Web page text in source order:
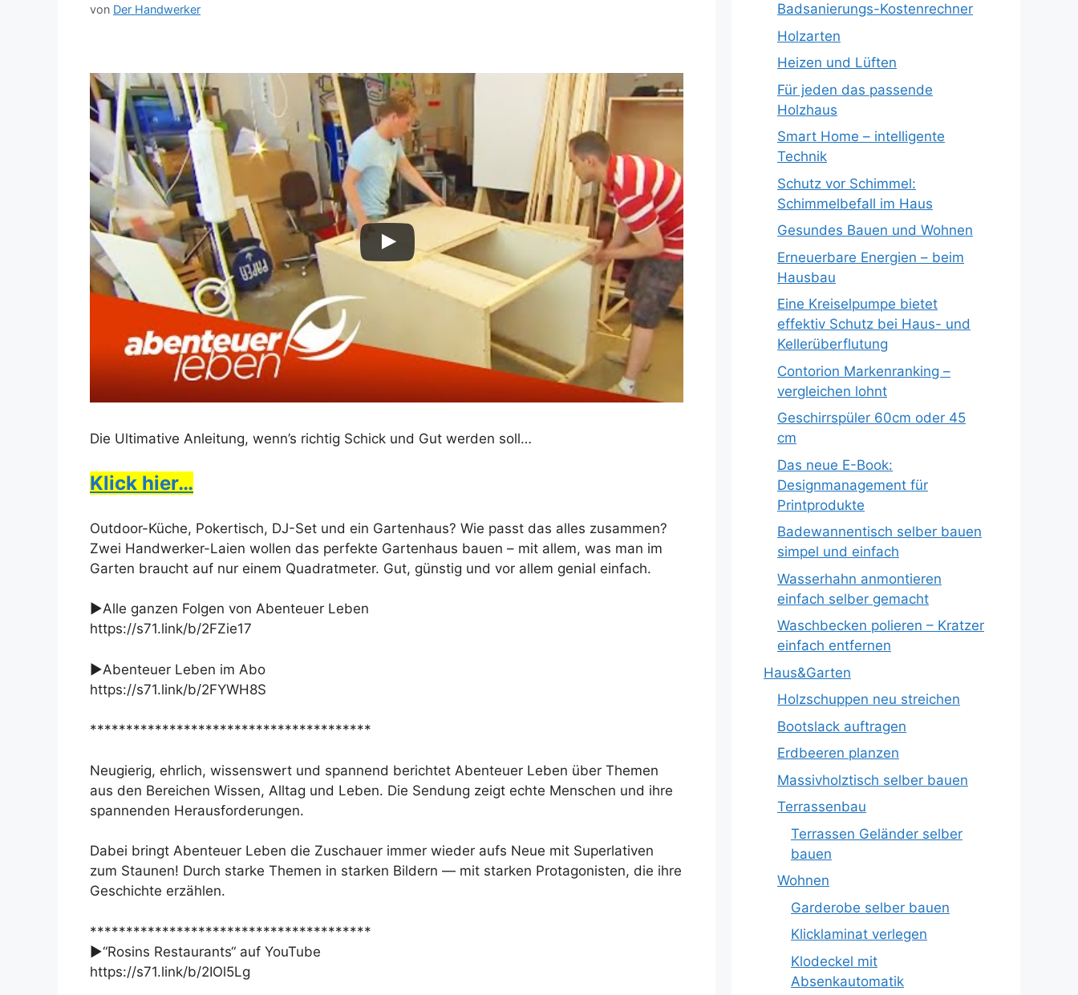
von Der Handwerker
Dieses Video auf YouTube ansehen
Die Ultimative Anleitung, wenn’s richtig Schick und Gut werden soll…
Klick hier…
Outdoor-Küche, Pokertisch, DJ-Set und ein Gartenhaus? Wie passt das alles zusammen?
Zwei Handwerker-Laien wollen das perfekte Gartenhaus bauen – mit allem, was man im
Garten braucht auf nur einem Quadratmeter. Gut, günstig und vor allem genial einfach.
►Alle ganzen Folgen von Abenteuer Leben
https://s71.link/b/2FZie17
►Abenteuer Leben im Abo
https://s71.link/b/2FYWH8S
***************************************
Neugierig, ehrlich, wissenswert und spannend berichtet Abenteuer Leben über Themen
aus den Bereichen Wissen, Alltag und Leben. Die Sendung zeigt echte Menschen und ihre
spannenden Herausforderungen.
Dabei bringt Abenteuer Leben die Zuschauer immer wieder aufs Neue mit Superlativen
zum Staunen! Durch starke Themen in starken Bildern — mit starken Protagonisten, die ihre
Geschichte erzählen.
***************************************
►“Rosins Restaurants“ auf YouTube
https://s71.link/b/2IOl5Lg
Badsanierungs-Kostenrechner
Holzarten
Heizen und Lüften
Für jeden das passende
Holzhaus
Smart Home – intelligente
Technik
Schutz vor Schimmel:
Schimmelbefall im Haus
Gesundes Bauen und Wohnen
Erneuerbare Energien – beim
Hausbau
Eine Kreiselpumpe bietet
effektiv Schutz bei Haus- und
Kellerüberflutung
Contorion Markenranking –
vergleichen lohnt
Geschirrspüler 60cm oder 45
cm
Das neue E-Book:
Designmanagement für
Printprodukte
Badewannentisch selber bauen
simpel und einfach
Wasserhahn anmontieren
einfach selber gemacht
Waschbecken polieren – Kratzer
einfach entfernen
Haus&Garten
Holzschuppen neu streichen
Bootslack auftragen
Erdbeeren planzen
Massivholztisch selber bauen
Terrassenbau
Terrassen Geländer selber
bauen
Wohnen
Garderobe selber bauen
Klicklaminat verlegen
Klodeckel mit
Absenkautomatik